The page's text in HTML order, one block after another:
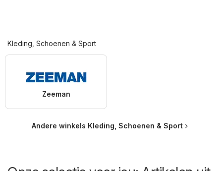
Kleding, Schoenen & Sport
Zeeman
Andere winkels Kleding, Schoenen & Sport